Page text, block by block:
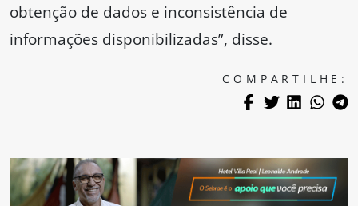
obtenção de dados e inconsistência de
informações disponibilizadas”, disse.
COMPARTILHE: